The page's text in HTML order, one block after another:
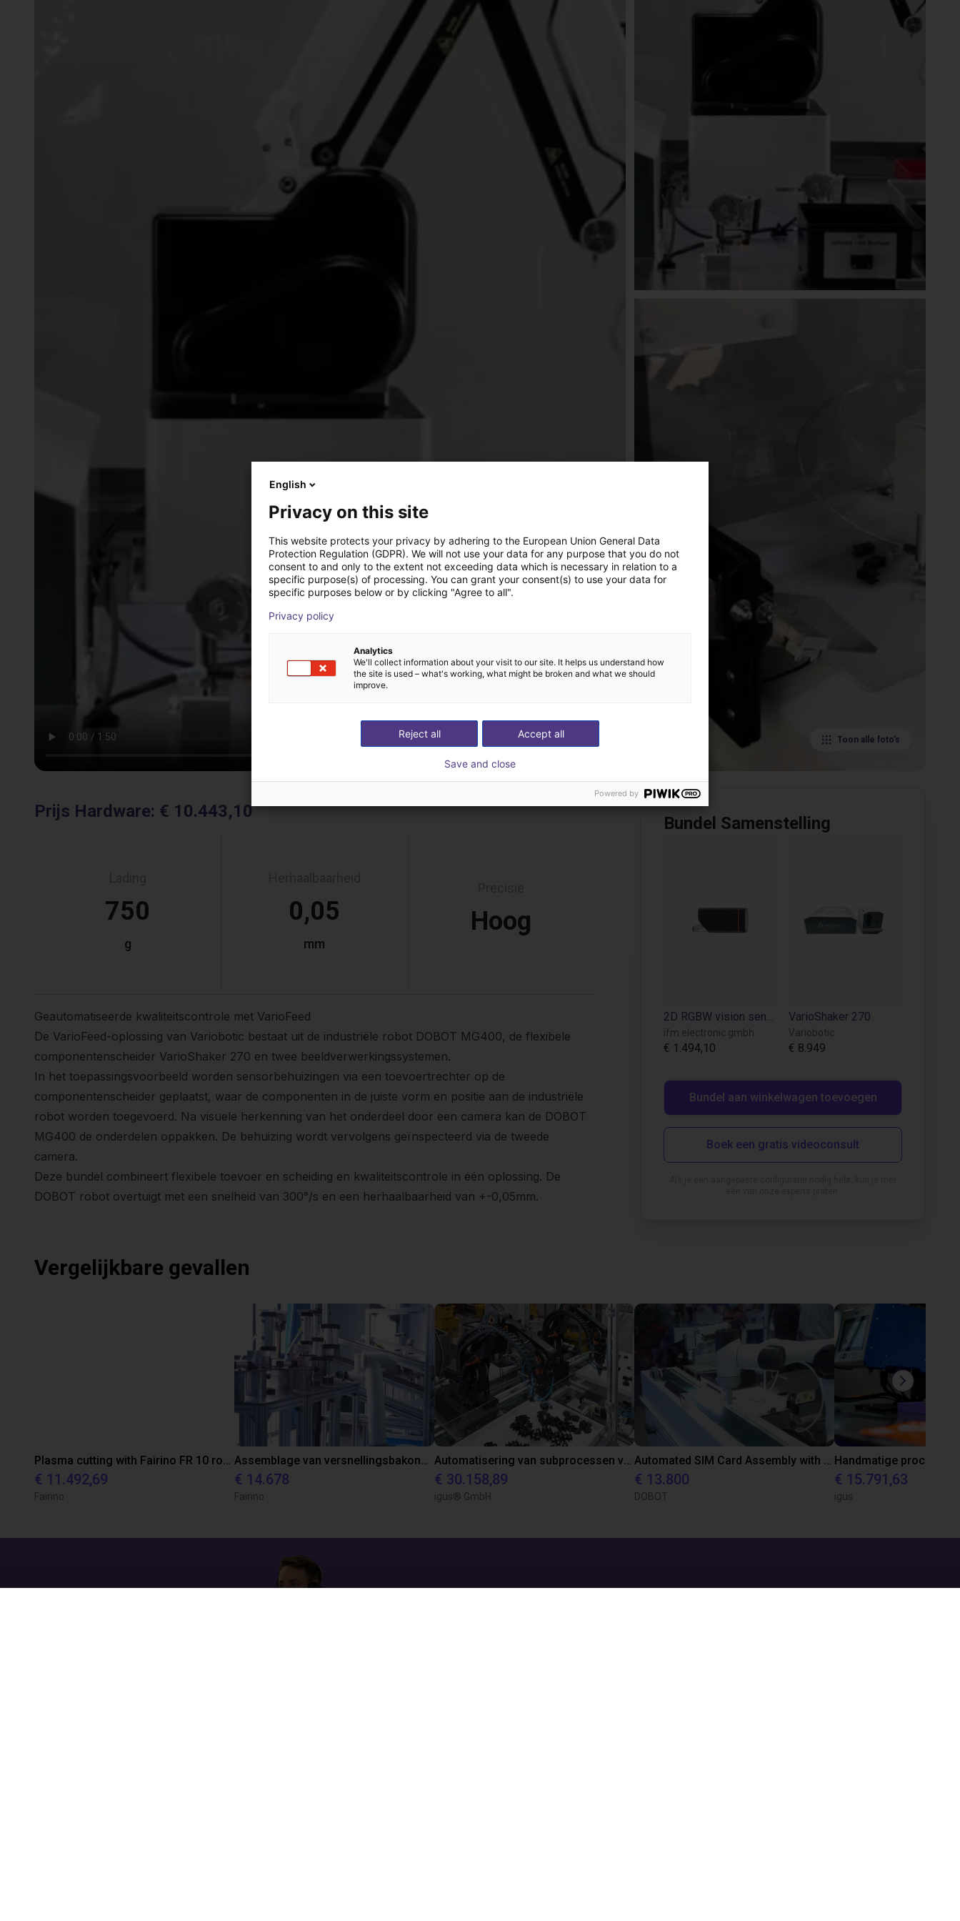
Toon alle foto's
Prijs Hardware: € 10.443,10
750
g
0,05
mm
Hoog
Geautomatiseerde kwaliteitscontrole met VarioFeed
De VarioFeed-oplossing van Variobotic bestaat uit de industriële robot DOBOT MG400, de flexibele
componentenscheider VarioShaker 270 en twee beeldverwerkingssystemen.
In het toepassingsvoorbeeld worden sensorbehuizingen via een toevoertrechter op de
componentenscheider geplaatst, waar de componenten in de juiste vorm en positie aan de industriële
robot worden toegevoerd. Na visuele herkenning van het onderdeel door een camera kan de DOBOT
MG400 de onderdelen oppakken. De behuizing wordt vervolgens geïnspecteerd via de tweede
camera.
Deze bundel combineert flexibele toevoer en scheiding en kwaliteitscontrole in één oplossing. De
DOBOT robot overtuigt met een snelheid van 300°/s en een herhaalbaarheid van +-0,05mm.
Bundel Samenstelling
2D RGBW vision sensor for object detection and inspection
ifm electronic gmbh
€ 1.494,10
VarioShaker 270
Variobotic
€ 8.949
Bundel aan winkelwagen toevoegen
Boek een gratis videoconsult
Vergelijkbare gevallen
Plasma cutting with Fairino FR 10 robot
€ 11.492,69
Fairino
Assemblage van versnellingsbakonderdelen met Fairino FR 20 robot
€ 14.678
Fairino
Automatisering van subprocessen voor de assemblage van kabelrupsen
€ 30.158,89
igus® GmbH
Automated SIM Card Assembly with DOBOT CR3 & MG400 Robots
€ 13.800
DOBOT
€ 15.791,63
igus
English
Privacy on this site
This website protects your privacy by adhering to the European Union General Data
Protection Regulation (GDPR). We will not use your data for any purpose that you do not
consent to and only to the extent not exceeding data which is necessary in relation to a
specific purpose(s) of processing. You can grant your consent(s) to use your data for
specific purposes below or by clicking "Agree to all".
Privacy policy
Analytics
We'll collect information about your visit to our site. It helps us understand how
the site is used – what's working, what might be broken and what we should
improve.
Accept all
Reject all
Save and close
Powered by